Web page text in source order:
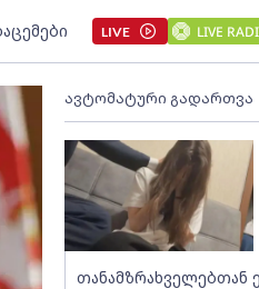
LIVE LIVE
ავტომატური გადართვა
თანამზრახველებთან